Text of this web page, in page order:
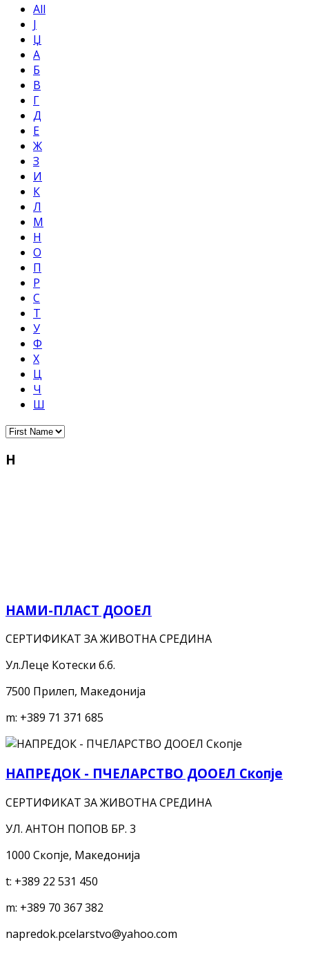
All
Ј
Џ
А
Б
В
Г
Д
Е
Ж
З
И
К
Л
М
Н
О
П
Р
С
Т
У
Ф
Х
Ц
Ч
Ш
Н
НАМИ-ПЛАСТ ДООЕЛ
СЕРТИФИКАТ ЗА ЖИВОТНА СРЕДИНА
Ул.Леце Котески б.б.
7500 Прилеп, Македонија
m: +389 71 371 685
НАПРЕДОК - ПЧЕЛАРСТВО ДООЕЛ Скопје
СЕРТИФИКАТ ЗА ЖИВОТНА СРЕДИНА
УЛ. АНТОН ПОПОВ БР. 3
1000 Скопје, Македонија
t: +389 22 531 450
m: +389 70 367 382
napredok.pcelarstvo@yahoo.com